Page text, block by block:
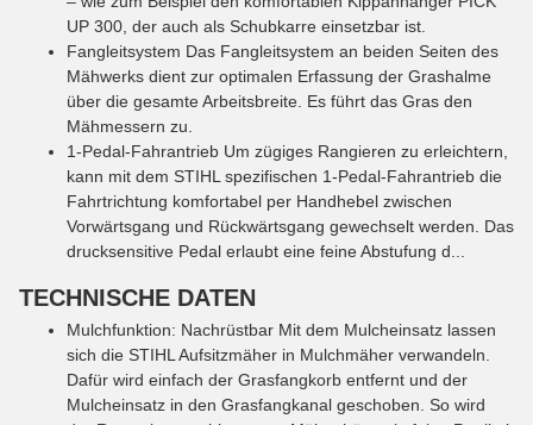
UP 300, der auch als Schubkarre einsetzbar ist.
Fangleitsystem Das Fangleitsystem an beiden Seiten des
Mähwerks dient zur optimalen Erfassung der Grashalme
über die gesamte Arbeitsbreite. Es führt das Gras den
Mähmessern zu.
1-Pedal-Fahrantrieb Um zügiges Rangieren zu erleichtern,
kann mit dem STIHL spezifischen 1-Pedal-Fahrantrieb die
Fahrtrichtung komfortabel per Handhebel zwischen
Vorwärtsgang und Rückwärtsgang gewechselt werden. Das
drucksensitive Pedal erlaubt eine feine Abstufung d...
TECHNISCHE DATEN
Mulchfunktion: Nachrüstbar Mit dem Mulcheinsatz lassen
sich die STIHL Aufsitzmäher in Mulchmäher verwandeln.
Dafür wird einfach der Grasfangkorb entfernt und der
Mulcheinsatz in den Grasfangkanal geschoben. So wird